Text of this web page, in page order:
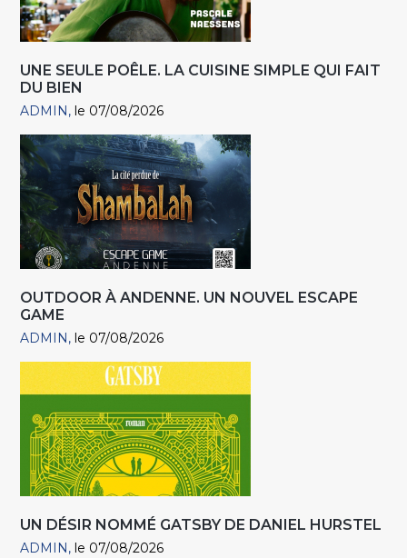
UNE SEULE POÊLE. LA CUISINE SIMPLE QUI FAIT
DU BIEN
ADMIN le 07/08/2026
OUTDOOR À ANDENNE. UN NOUVEL ESCAPE
GAME
ADMIN le 07/08/2026
UN DÉSIR NOMMÉ GATSBY DE DANIEL HURSTEL
ADMIN le 07/08/2026